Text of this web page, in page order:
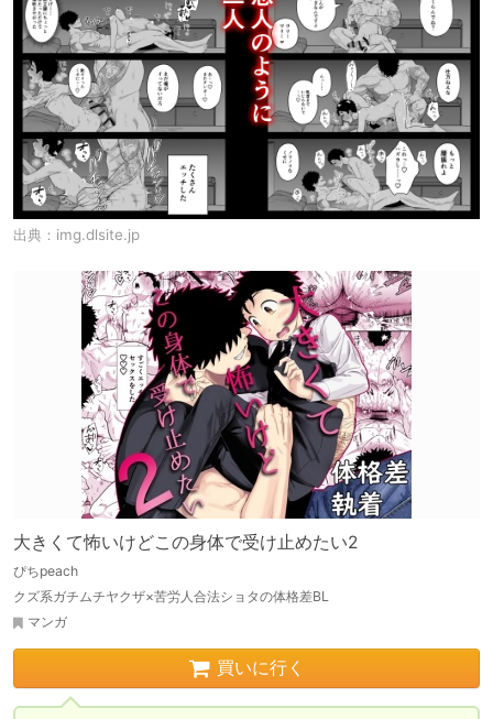
出典： img.dlsite.jp
大きくて怖いけどこの身体で受け止めたい2
ぴちpeach
クズ系ガチムチヤクザ×苦労人合法ショタの体格差BL
マンガ
買いに行く